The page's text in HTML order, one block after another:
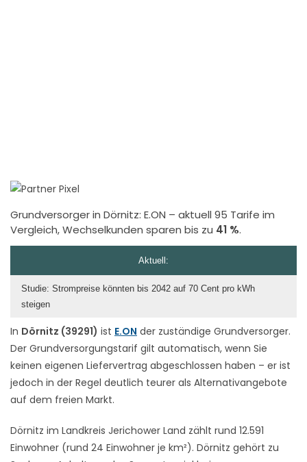
Grundversorger in Dörnitz: E.ON – aktuell 95 Tarife im
Vergleich, Wechselkunden sparen bis zu 41 %.
In Dörnitz (39291) ist E.ON der zuständige Grundversorger.
Der Grundversorgungstarif gilt automatisch, wenn Sie
keinen eigenen Liefervertrag abgeschlossen haben – er ist
jedoch in der Regel deutlich teurer als Alternativangebote
auf dem freien Markt.
Dörnitz im Landkreis Jerichower Land zählt rund 12.591
Einwohner (rund 24 Einwohner je km²). Dörnitz gehört zu
Aktuell:
Studie: Strompreise könnten bis 2042 auf 70 Cent pro kWh
steigen